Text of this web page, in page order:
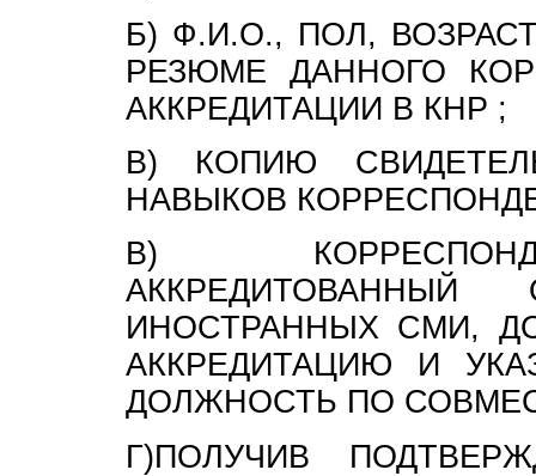
Б) Ф.И.О., ПОЛ,
РЕЗЮМЕ ДАННОГО
АККРЕДИТАЦИИ В КНР ;
В) КОПИЮ
НАВЫКОВ
В)
ИНОСТРАННЫХ СМИ,
АККРЕДИТАЦИЮ И
ДОЛЖНОСТЬ ПО
Г)ПОЛУЧИВ